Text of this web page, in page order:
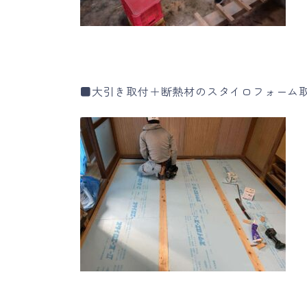
■大引き取付＋断熱材のスタイロフォーム